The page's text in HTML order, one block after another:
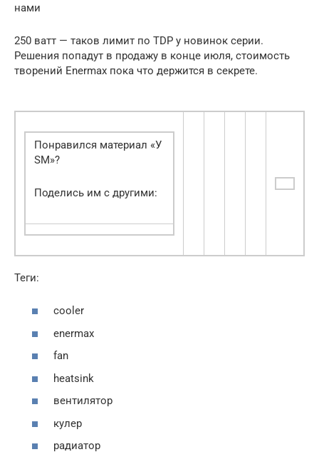
нами
250 ватт — таков лимит по TDP у новинок серии.
Решения попадут в продажу в конце июля, стоимость
творений Enermax пока что держится в секрете.
Понравился материал «У
SM»?
Поделись им с другими:
Теги:
cooler
enermax
fan
heatsink
вентилятор
кулер
радиатор